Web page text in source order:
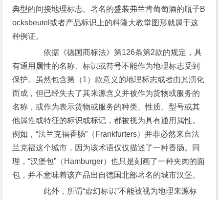
典型的间接地理标志。著名的盛装弗兰肯葡萄酒的瓶子B
ocksbeutel或者产品标识上的科隆大教堂图形就属于这
种例证。
依据《德国商标法》第126条第2款的规定，具
有通用属性的名称、标识或符号不能作为地理标志受到
保护。虽然包含第（1）款意义的地理标志或者由其演化
而成，但已经失去了其来源含义并被作为货物或服务的
名称，或作为表示货物或服务的种类、性质、型号或其
他属性或特征的标识或标记，都被视为具有通用属性。
例如，“法兰克福香肠”（Frankfurters）并非必然来自法
兰克福这个城市，因为该术语仅仅描述了一种香肠。同
理，“汉堡包”（Hamburger）也只是刻画了一种夹肉的面
包，并不意味着该产品出自德国北部著名的城市汉堡。
此外，所谓“虚幻标识”不能被视为地理来源标